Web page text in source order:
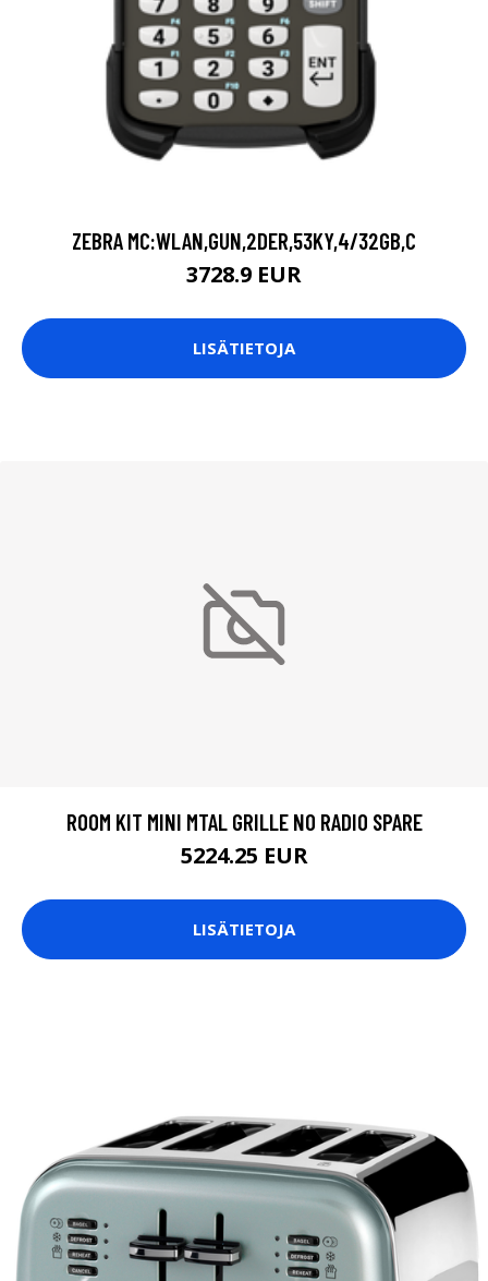
ZEBRA MC:WLAN,GUN,2DER,53KY,4/32GB,C
3728.9 EUR
LISÄTIETOJA
ROOM KIT MINI MTAL GRILLE NO RADIO SPARE
5224.25 EUR
LISÄTIETOJA